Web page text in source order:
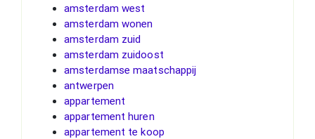
amsterdam west
amsterdam wonen
amsterdam zuid
amsterdam zuidoost
amsterdamse maatschappij
antwerpen
appartement
appartement huren
appartement te koop